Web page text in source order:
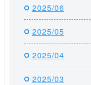
2025/06
2025/05
2025/04
2025/03